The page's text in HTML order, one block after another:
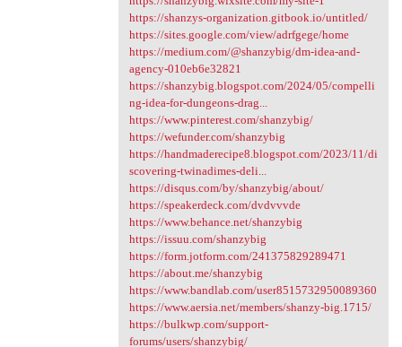
https://shanzys-organization.gitbook.io/untitled/
https://sites.google.com/view/adrfgege/home
https://medium.com/@shanzybig/dm-idea-and-
agency-010eb6e32821
https://shanzybig.blogspot.com/2024/05/compelli
ng-idea-for-dungeons-drag...
https://www.pinterest.com/shanzybig/
https://wefunder.com/shanzybig
https://handmaderecipe8.blogspot.com/2023/11/di
scovering-twinadimes-deli...
https://disqus.com/by/shanzybig/about/
https://speakerdeck.com/dvdvvvde
https://www.behance.net/shanzybig
https://issuu.com/shanzybig
https://form.jotform.com/241375829289471
https://about.me/shanzybig
https://www.bandlab.com/user8515732950089360
https://www.aersia.net/members/shanzy-big.1715/
https://bulkwp.com/support-
forums/users/shanzybig/